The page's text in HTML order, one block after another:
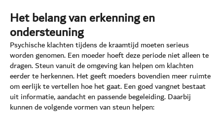
Het belang van erkenning en
ondersteuning
Psychische klachten tijdens de kraamtijd moeten serieus
worden genomen. Een moeder hoeft deze periode niet alleen te
dragen. Steun vanuit de omgeving kan helpen om klachten
eerder te herkennen. Het geeft moeders bovendien meer ruimte
om eerlijk te vertellen hoe het gaat. Een goed vangnet bestaat
uit informatie, aandacht en passende begeleiding. Daarbij
kunnen de volgende vormen van steun helpen: